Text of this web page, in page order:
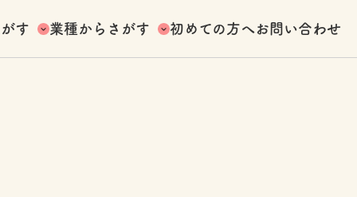
す 業種からさがす 初めての方へお問い合わせ